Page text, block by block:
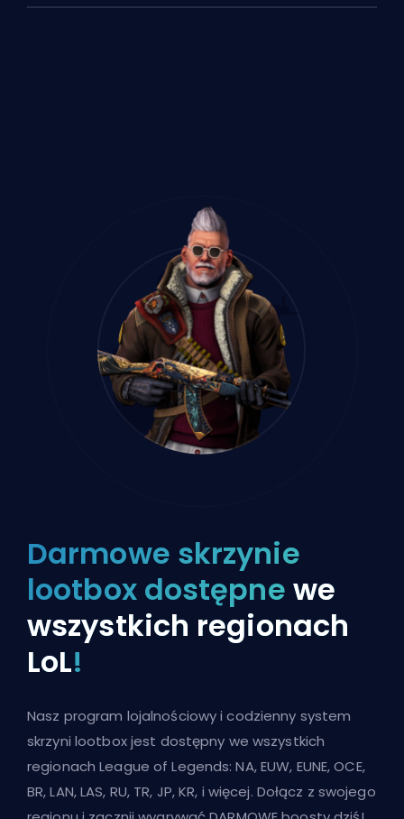
Darmowe skrzynie
lootbox dostępne we
wszystkich regionach
LoL!
Nasz program lojalnościowy i codzienny system
skrzyni lootbox jest dostępny we wszystkich
regionach League of Legends: NA, EUW, EUNE, OCE,
BR, LAN, LAS, RU, TR, JP, KR, i więcej. Dołącz z swojego